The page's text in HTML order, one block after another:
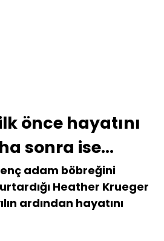
önce hayatını
sonra ise…
adam böbreğini
Heather Krueger
ardından hayatını